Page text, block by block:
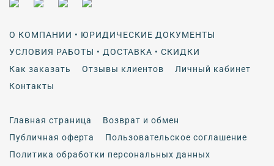
О КОМПАНИИ • ЮРИДИЧЕСКИЕ ДОКУМЕНТЫ
УСЛОВИЯ РАБОТЫ • ДОСТАВКА • СКИДКИ
Как заказать
Отзывы клиентов
Личный кабинет
Контакты
Главная страница
Возврат и обмен
Публичная оферта
Пользовательское соглашение
Политика обработки персональных данных